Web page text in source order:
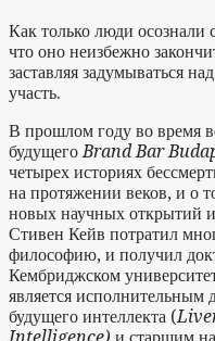
Как только люди осознали
что оно неизбежно
заставляя задумываться
участь.
В прошлом году во время
будущего Brand Bar
четырех историях
на протяжении веков, и о
новых научных открытий
Стивен Кейв потратил
философию, и получил
Кембриджском
является исполнительным
будущего интеллекта (
Intelligence) и старшим